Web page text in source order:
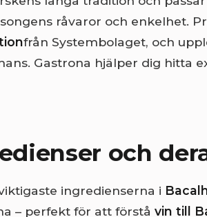
råvaror och enkelhet.
från Systembolaget, och
Gastrona hjälper dig hitta
och
ingredienserna i
– perfekt för att förstå vin till